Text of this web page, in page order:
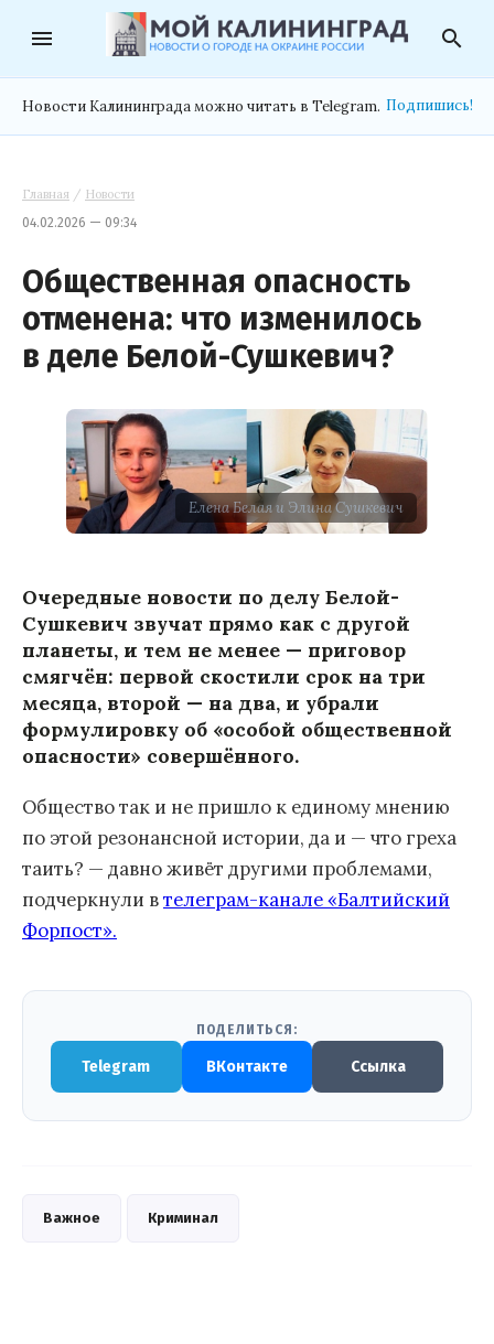
menu search
Новости Калининграда можно читать в Telegram. Подпишись!
Главная / Новости
04.02.2026 — 09:34
Общественная опасность
отменена: что изменилось
в деле Белой-Сушкевич?
Елена Белая и Элина Сушкевич
Очередные новости по делу Белой-
Сушкевич звучат прямо как с другой
планеты, и тем не менее — приговор
смягчён: первой скостили срок на три
месяца, второй — на два, и убрали
формулировку об «особой общественной
опасности» совершённого.
Общество так и не пришло к единому мнению
по этой резонансной истории, да и — что греха
таить? — давно живёт другими проблемами,
подчеркнули втелеграм-канале «Балтийский
Форпост».
ПОДЕЛИТЬСЯ:
Telegram ВКонтакте Ссылка
Важное Криминал